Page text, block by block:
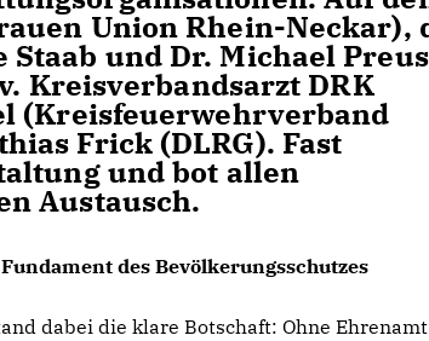
Union Rhein-Neckar),
und Dr. Michael
Kreisverbandsarzt DRK
(Kreisfeuerwehrverband
Frick (DLRG). Fast
und bot allen
Austausch.
des Bevölkerungsschutzes
dabei die klare Botschaft: Ohne Ehrenamt